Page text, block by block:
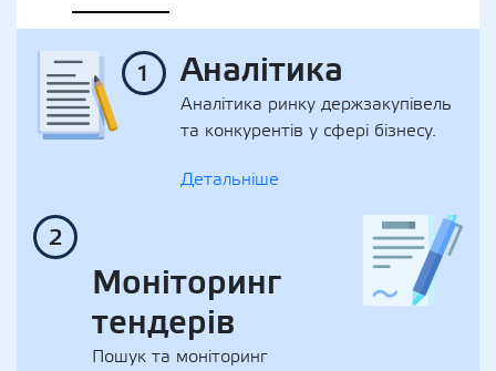
1 Аналітика
Аналітика ринку держзакупівель
та конкурентів у сфері бізнесу.
Детальніше
2
Моніторинг
тендерів
Пошук та моніторинг